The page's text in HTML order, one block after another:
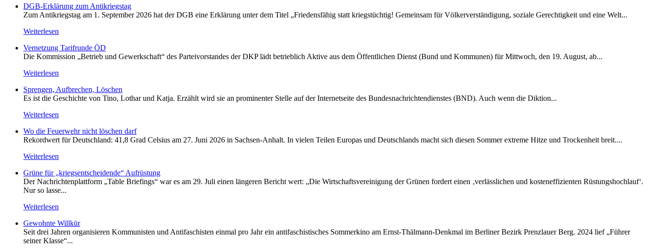
DGB-Erklärung zum Antikriegstag
Zum Antikriegstag am 1. September 2026 hat der DGB eine Erklärung unter dem Titel „Friedensfähig statt kriegstüchtig! Gemeinsam für Völkerverständigung, soziale Gerechtigkeit und eine Welt...
Weiterlesen
Vernetzung Tarifrunde ÖD
Die Kommission „Betrieb und Gewerkschaft“ des Parteivorstandes der DKP lädt betrieblich Aktive aus dem Öffentlichen Dienst (Bund und Kommunen) für Mittwoch, den 19. August, ab...
Weiterlesen
Sprengen, Aufbrechen, Löschen
Es ist die Geschichte von Tino, Lothar und Katja. Erzählt wird sie an prominenter Stelle auf der Internetseite des Bundesnachrichtendienstes (BND). Auch wenn die Diktion...
Weiterlesen
Wo die Feuerwehr nicht löschen darf
Rekordwert für Deutschland: 41,8 Grad Celsius am 27. Juni 2026 in Sachsen-Anhalt. In vielen Teilen Europas und Deutschlands macht sich diesen Sommer extreme Hitze und Trockenheit breit....
Weiterlesen
Grüne für „kriegsentscheidende“ Aufrüstung
Der Nachrichtenplattform „Table Briefings“ war es am 29. Juli einen längeren Bericht wert: „Die Wirtschaftsvereinigung der Grünen fordert einen ‚verlässlichen und kosteneffizienten Rüstungshochlauf‘.
Nur so lasse...
Weiterlesen
Gewohnte Willkür
Seit drei Jahren organisieren Kommunisten und Antifaschisten einmal pro Jahr ein antifaschistisches Sommerkino am Ernst-Thälmann-Denkmal im Berliner Bezirk Prenzlauer Berg. 2024 lief „Führer
seiner Klasse“...